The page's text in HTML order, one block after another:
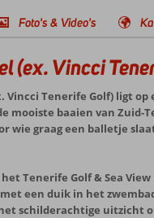
Foto's & Video's
(ex. Vincci
Vincci Tenerife Golf) ligt op
mooiste baaien van Zuid-
wie graag een balletje
Tenerife Golf & Sea View
een duik in het
schilderachtige uitzicht